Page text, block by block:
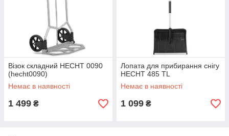
Візок складний HECHT 0090
(hecht0090)
Немає в наявності
1 499 ₴
Лопата для прибирання снігу
HECHT 485 TL
Немає в наявності
1 099 ₴